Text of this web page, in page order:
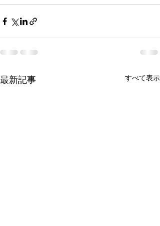
最新記事 すべて表示